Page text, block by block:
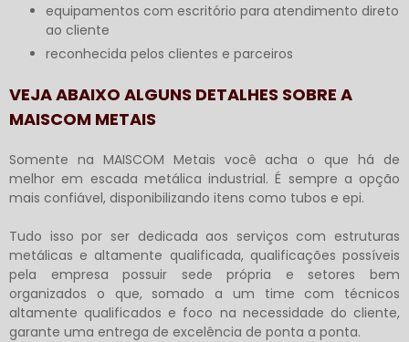
equipamentos com escritório para atendimento direto
ao cliente
reconhecida pelos clientes e parceiros
VEJA ABAIXO ALGUNS DETALHES SOBRE A
MAISCOM METAIS
Somente na MAISCOM Metais você acha o que há de
melhor em escada metálica industrial. É sempre a opção
mais confiável, disponibilizando itens como tubos e epi.
Tudo isso por ser dedicada aos serviços com estruturas
metálicas e altamente qualificada, qualificações possíveis
pela empresa possuir sede própria e setores bem
organizados o que, somado a um time com técnicos
altamente qualificados e foco na necessidade do cliente,
garante uma entrega de excelência de ponta a ponta.